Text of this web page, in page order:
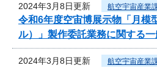
2024年3月8日更新 航空宇宙産業
令和6年度空宙博展示物「月模
ル）」製作委託業務に関する
2024年3月8日更新 航空宇宙産業